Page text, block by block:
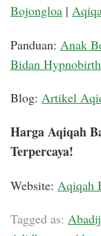
Bojongloa |
Panduan: Anak
Bidan
Blog: Artikel
Harga Aqiqah
Terpercaya!
Website: Aqiqah
Tagged as: